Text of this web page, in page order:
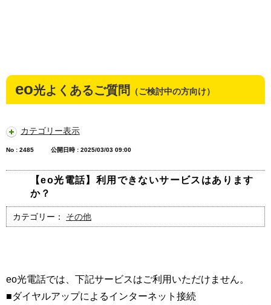
eo光よくあるご質問 （ご検討中の方向け）
カテゴリー表示
No : 2485 公開日時 : 2025/03/03 09:00
【eo光電話】利用できないサービスはあります
か？
カテゴリー： その他
eo光電話では、下記サービスはご利用いただけません。
■ダイヤルアップによるインターネット接続